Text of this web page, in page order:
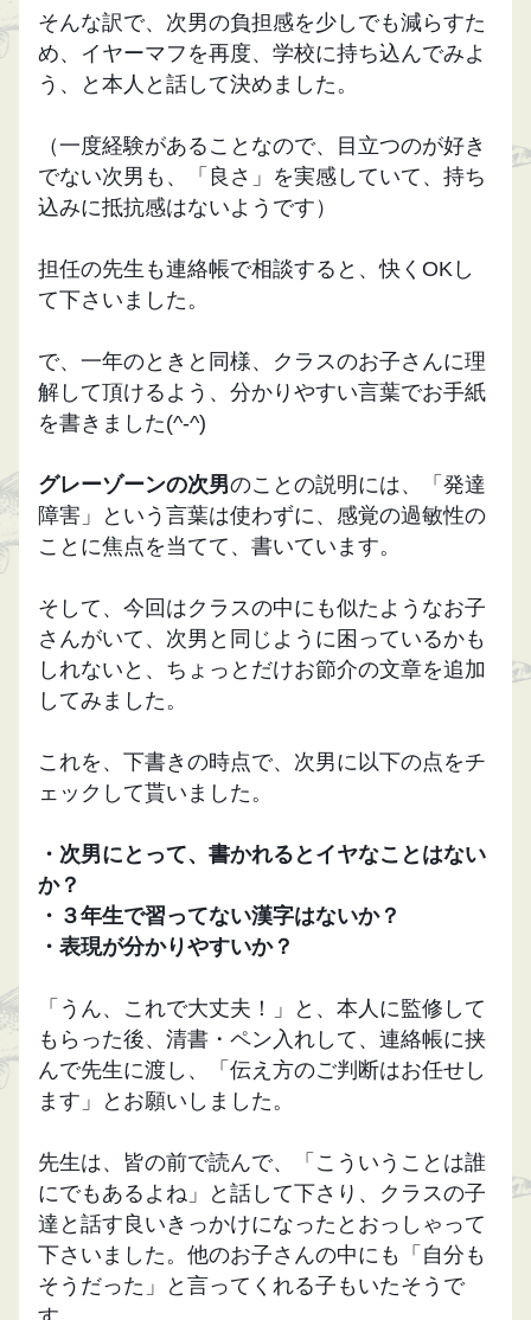
そんな訳で、次男の負担感を少しでも減らすた
め、イヤーマフを再度、学校に持ち込んでみよ
う、と本人と話して決めました。
（一度経験があることなので、目立つのが好き
でない次男も、「良さ」を実感していて、持ち
込みに抵抗感はないようです）
担任の先生も連絡帳で相談すると、快くOKし
て下さいました。
で、一年のときと同様、クラスのお子さんに理
解して頂けるよう、分かりやすい言葉でお手紙
を書きました(^-^)
グレーゾーンの次男のことの説明には、「発達
障害」という言葉は使わずに、感覚の過敏性の
ことに焦点を当てて、書いています。
そして、今回はクラスの中にも似たようなお子
さんがいて、次男と同じように困っているかも
しれないと、ちょっとだけお節介の文章を追加
してみました。
これを、下書きの時点で、次男に以下の点をチ
ェックして貰いました。
・次男にとって、書かれるとイヤなことはない
か？
・３年生で習ってない漢字はないか？
・表現が分かりやすいか？
「うん、これで大丈夫！」と、本人に監修して
もらった後、清書・ペン入れして、連絡帳に挟
んで先生に渡し、「伝え方のご判断はお任せし
ます」とお願いしました。
先生は、皆の前で読んで、「こういうことは誰
にでもあるよね」と話して下さり、クラスの子
達と話す良いきっかけになったとおっしゃって
下さいました。他のお子さんの中にも「自分も
そうだった」と言ってくれる子もいたそうで